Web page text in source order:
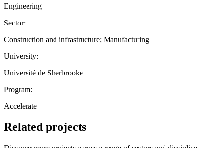
Engineering
Sector:
Construction and infrastructure; Manufacturing
University:
Université de Sherbrooke
Program:
Accelerate
Related projects